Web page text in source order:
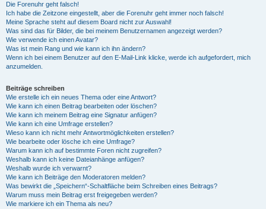
Die Forenuhr geht falsch!
Ich habe die Zeitzone eingestellt, aber die Forenuhr geht immer noch falsch!
Meine Sprache steht auf diesem Board nicht zur Auswahl!
Was sind das für Bilder, die bei meinem Benutzernamen angezeigt werden?
Wie verwende ich einen Avatar?
Was ist mein Rang und wie kann ich ihn ändern?
Wenn ich bei einem Benutzer auf den E-Mail-Link klicke, werde ich aufgefordert, mich
anzumelden.
Beiträge schreiben
Wie erstelle ich ein neues Thema oder eine Antwort?
Wie kann ich einen Beitrag bearbeiten oder löschen?
Wie kann ich meinem Beitrag eine Signatur anfügen?
Wie kann ich eine Umfrage erstellen?
Wieso kann ich nicht mehr Antwortmöglichkeiten erstellen?
Wie bearbeite oder lösche ich eine Umfrage?
Warum kann ich auf bestimmte Foren nicht zugreifen?
Weshalb kann ich keine Dateianhänge anfügen?
Weshalb wurde ich verwarnt?
Wie kann ich Beiträge den Moderatoren melden?
Was bewirkt die „Speichern“-Schaltfläche beim Schreiben eines Beitrags?
Warum muss mein Beitrag erst freigegeben werden?
Wie markiere ich ein Thema als neu?